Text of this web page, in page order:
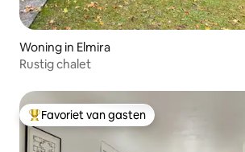
Woning in Elmira
Rustig chalet
Topfavoriet van gasten
Favoriet van gasten